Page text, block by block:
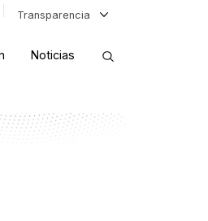
Transparencia
Noticias